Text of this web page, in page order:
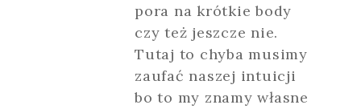
pora na krótkie body
czy też jeszcze nie.
Tutaj to chyba musimy
zaufać naszej intuicji
bo to my znamy własne